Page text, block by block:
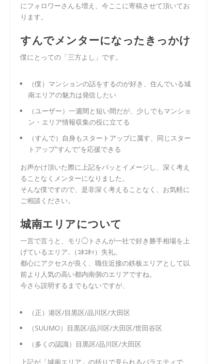
にフォロワーさんも増え、今ここに寄稿させて頂いてお
ります。
すんでメンターになったきっかけ
僕にとっての「三方よし」です。
（僕）マンションの話をするのが好き、住んでいる城
南エリアの魅力は発信したい
（ユーザー）一週間と短い間だが、少しでもマンショ
ン・エリア情報収集の役に立てる
（すんで）自身もスタートアップに属す、同じスター
トアップ”すんで”を応援できる
お声かけ頂いた際に上記をパッとイメージし、深く考え
ることなくメンターになりました。
そんな僕ですので、是非深く考えることなく、お気軽に
ご相談ください。
城南エリアについて
一言で言うと、モリ◯トさんが一社で好き勝手相場を上
げているエリア..（ｺﾎｺﾎｯ）失礼。
都心にアクセスが良く、職住近接の鉄板エリアとして以
前より人気の高い都内南側のエリアですね。
今さら説明するまでもないですが、
（正）港区/目黒区/品川区/大田区
（SUUMO）目黒区/品川区/大田区/世田谷区
（多くの認識）目黒区/品川区/大田区
上記が「城南エリア」の括りで見られるバラエティで